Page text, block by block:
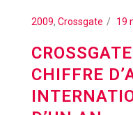
2009, Crossgate 19
CHIFFRE